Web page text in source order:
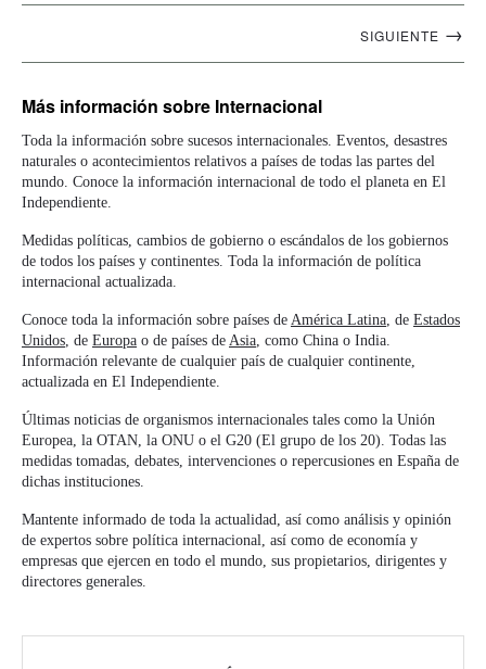
SIGUIENTE →
Más información sobre Internacional
Toda la información sobre sucesos internacionales. Eventos, desastres
naturales o acontecimientos relativos a países de todas las partes del
mundo. Conoce la información internacional de todo el planeta en El
Independiente.
Medidas políticas, cambios de gobierno o escándalos de los gobiernos
de todos los países y continentes. Toda la información de política
internacional actualizada.
Conoce toda la información sobre países de América Latina, de Estados
Unidos, de Europa o de países de Asia, como China o India.
Información relevante de cualquier país de cualquier continente,
actualizada en El Independiente.
Últimas noticias de organismos internacionales tales como la Unión
Europea, la OTAN, la ONU o el G20 (El grupo de los 20). Todas las
medidas tomadas, debates, intervenciones o repercusiones en España de
dichas instituciones.
Mantente informado de toda la actualidad, así como análisis y opinión
de expertos sobre política internacional, así como de economía y
empresas que ejercen en todo el mundo, sus propietarios, dirigentes y
directores generales.